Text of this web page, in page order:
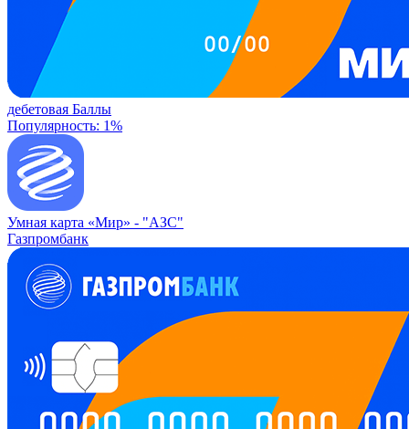
дебетовая Баллы
Популярность: 1%
Умная карта «Мир» - "АЗС"
Газпромбанк